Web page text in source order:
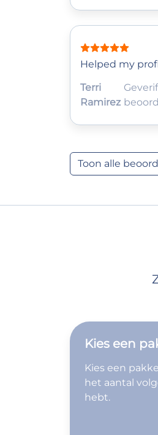
Helped my
Terri
Ramirez
Toon alle
Kies een
Kies een
het aantal
hebt.